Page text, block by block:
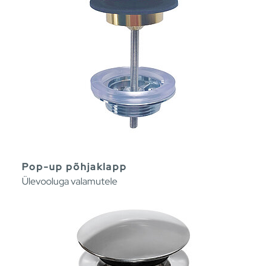
Pop-up põhjaklapp
Ülevooluga valamutele